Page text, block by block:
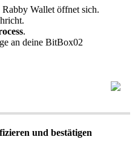
Wallet öffnet sich.
.
an deine BitBox02
und bestätigen